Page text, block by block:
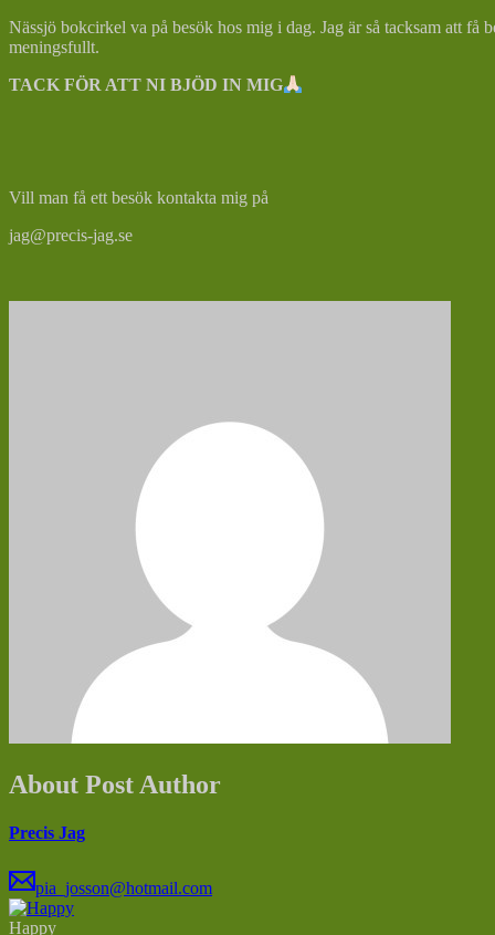
Nässjö bokcirkel va på besök hos mig i dag. Jag är så tacksam att få
meningsfullt.
TACK FÖR ATT NI BJÖD IN MIG
Vill man få ett besök kontakta mig på
jag@precis-jag.se
About Post Author
Precis Jag
pia_josson@hotmail.com
Happy